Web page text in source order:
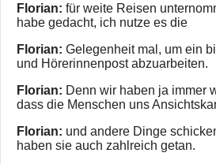
Florian: für weite Reisen
habe gedacht, ich nutze es die
Florian: Gelegenheit mal, um ein
und Hörerinnenpost abzuarbeiten.
Florian: Denn wir haben ja immer
dass die Menschen uns
Florian: und andere Dinge
haben sie auch zahlreich getan.